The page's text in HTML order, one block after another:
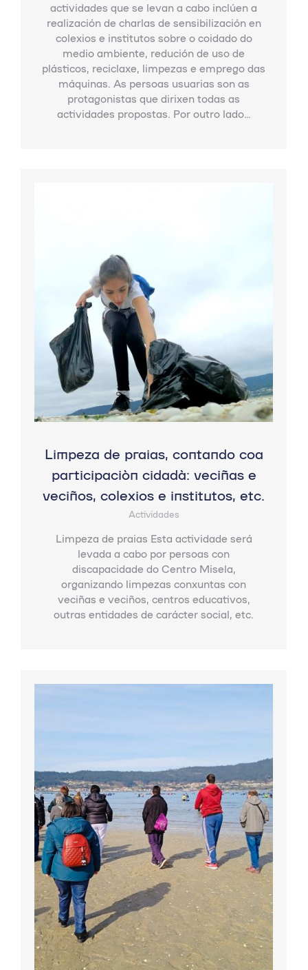
actividades que se levan a cabo inclúen a
realización de charlas de sensibilización en
colexios e institutos sobre o coidado do
medio ambiente, redución de uso de
plásticos, reciclaxe, limpezas e emprego das
máquinas. As persoas usuarias son as
protagonistas que dirixen todas as
actividades propostas. Por outro lado…
Limpeza de praias, contando coa
participación cidadá: veciñas e
veciños, colexios e institutos, etc.
Actividades
Limpeza de praias Esta actividade será
levada a cabo por persoas con
discapacidade do Centro Misela,
organizando limpezas conxuntas con
veciñas e veciños, centros educativos,
outras entidades de carácter social, etc.